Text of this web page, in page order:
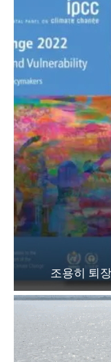
조용히 퇴